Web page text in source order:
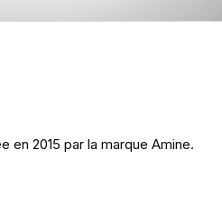
en 2015 par la marque Amine.